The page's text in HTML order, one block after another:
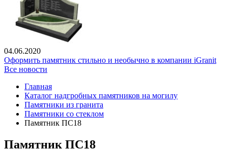
04.06.2020
Оформить памятник стильно и необычно в компании iGranit
Все новости
Главная
Каталог надгробных памятников на могилу
Памятники из гранита
Памятники со стеклом
Памятник ПС18
Памятник ПС18